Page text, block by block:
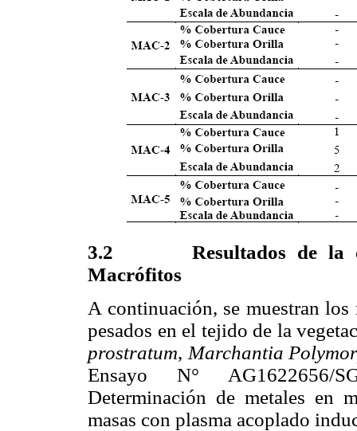
3.2 Resultados de la
Macrófitos
A continuación, se muestran
pesados en el tejido de la
prostratum, Marchantia
Ensayo N° AG1622656/
Determinación de metales en
masas con plasma acoplado